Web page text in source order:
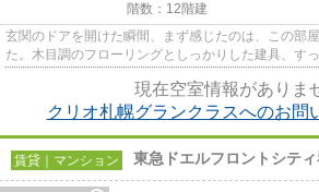
階数：12階建
玄関のドアを開けた瞬間、まず感じたのは、この部
た。木目調のフローリングとしっかりした建具、す
現在空室情報がありま
クリオ札幌グランクラスへのお問
賃貸｜マンション 東急ドエルフロントシテ